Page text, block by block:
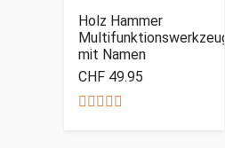
Holz Hammer
Multifunktionswerkzeug
mit Namen
CHF 49.95